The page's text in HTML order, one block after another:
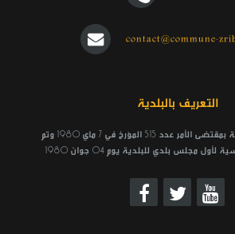
contact@commune-
التعريف بالبلدية
تم إحداث بلدية الزريبة بمقتضى الأمر عدد 515 المؤرخ في 7 ماي 1980 وتم
مجلس بلدي للبلدية يوم 04 جوان 1980